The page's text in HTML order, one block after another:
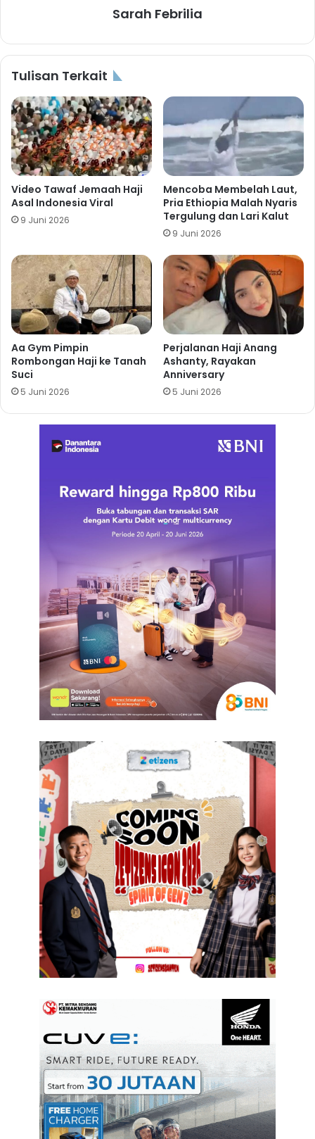
Sarah Febrilia
Tulisan Terkait
Video Tawaf Jemaah Haji
Asal Indonesia Viral
9 Juni 2026
Mencoba Membelah Laut,
Pria Ethiopia Malah Nyaris
Tergulung dan Lari Kalut
9 Juni 2026
Aa Gym Pimpin
Rombongan Haji ke Tanah
Suci
5 Juni 2026
Perjalanan Haji Anang
Ashanty, Rayakan
Anniversary
5 Juni 2026